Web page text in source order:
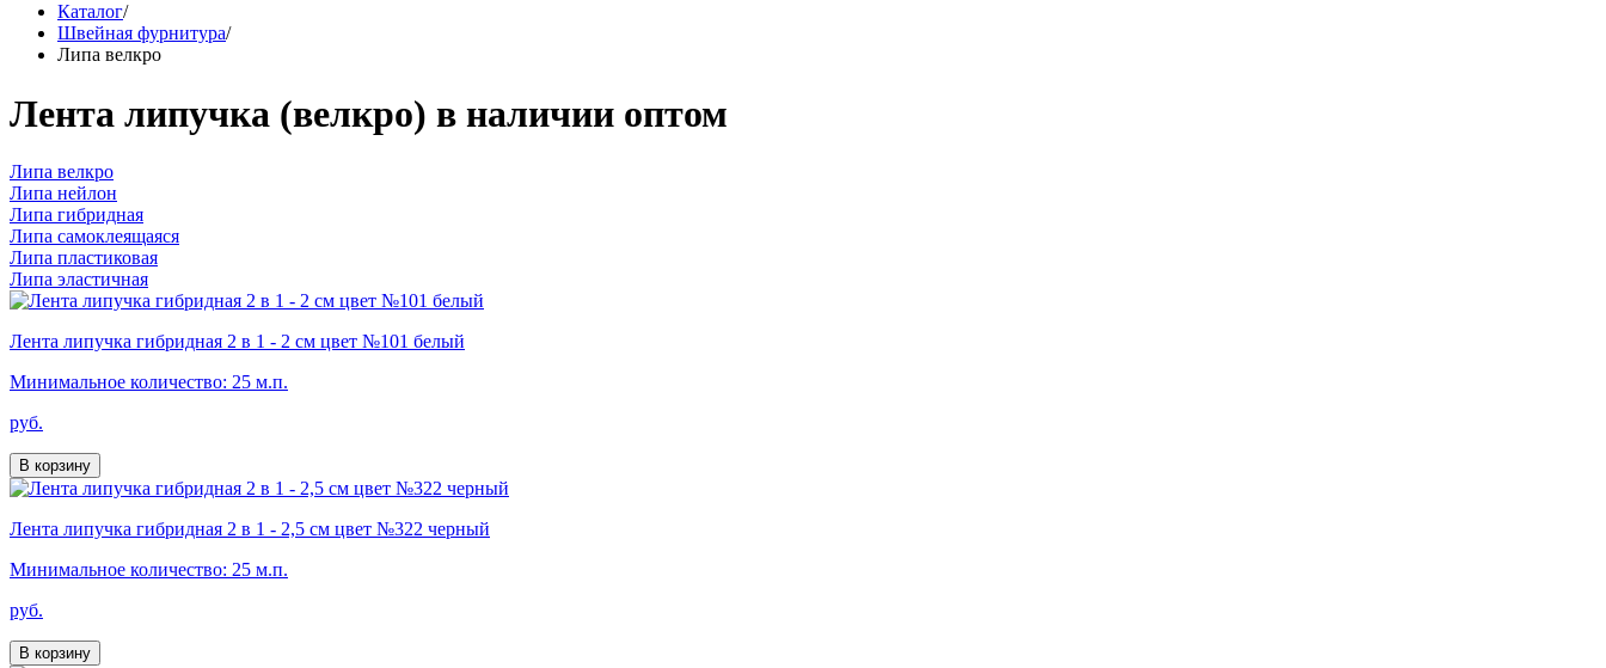
Каталог/
Швейная фурнитура/
Липа велкро
Лента липучка (велкро) в наличии оптом
Липа велкро
Липа нейлон
Липа гибридная
Липа самоклеящаяся
Липа пластиковая
Липа эластичная
Лента липучка гибридная 2 в 1 - 2 см цвет №101 белый
Минимальное количество: 25 м.п.
руб.
В корзину
Лента липучка гибридная 2 в 1 - 2,5 см цвет №322 черный
Минимальное количество: 25 м.п.
руб.
В корзину